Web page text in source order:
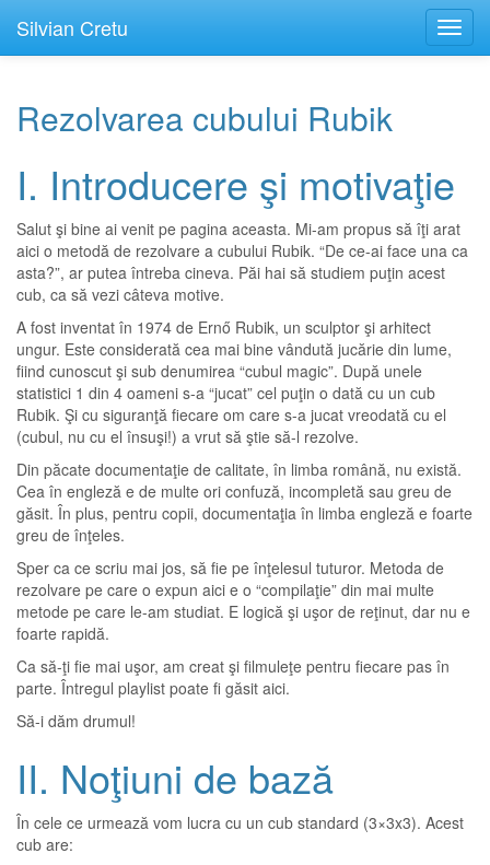
Silvian Cretu
Rezolvarea cubului Rubik
I. Introducere şi motivaţie
Salut şi bine ai venit pe pagina aceasta. Mi-am propus să îţi arat
aici o metodă de rezolvare a cubului Rubik. “De ce-ai face una ca
asta?”, ar putea întreba cineva. Păi hai să studiem puţin acest
cub, ca să vezi câteva motive.
A fost inventat în 1974 de Ernő Rubik, un sculptor şi arhitect
ungur. Este considerată cea mai bine vândută jucărie din lume,
fiind cunoscut şi sub denumirea “cubul magic”. După unele
statistici 1 din 4 oameni s-a “jucat” cel puţin o dată cu un cub
Rubik. Şi cu siguranţă fiecare om care s-a jucat vreodată cu el
(cubul, nu cu el însuşi!) a vrut să ştie să-l rezolve.
Din păcate documentaţie de calitate, în limba română, nu există.
Cea în engleză e de multe ori confuză, incompletă sau greu de
găsit. În plus, pentru copii, documentaţia în limba engleză e foarte
greu de înţeles.
Sper ca ce scriu mai jos, să fie pe înţelesul tuturor. Metoda de
rezolvare pe care o expun aici e o “compilaţie” din mai multe
metode pe care le-am studiat. E logică şi uşor de reţinut, dar nu e
foarte rapidă.
Ca să-ţi fie mai uşor, am creat şi filmuleţe pentru fiecare pas în
parte. Întregul playlist poate fi găsit aici.
Să-i dăm drumul!
II. Noţiuni de bază
În cele ce urmează vom lucra cu un cub standard (3×3x3). Acest
cub are: